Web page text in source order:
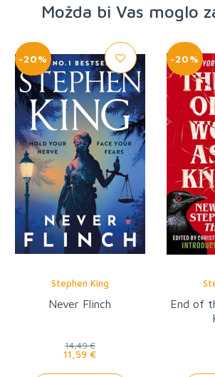
Možda bi Vas moglo
-20%
Stephen King
Never Flinch
14,49 €
11,59 €
-20%
End of